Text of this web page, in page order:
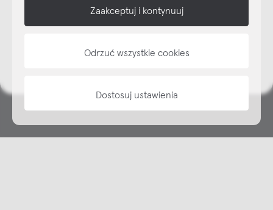
Zaakceptuj i kontynuuj
Odrzuć wszystkie cookies
Dostosuj ustawienia